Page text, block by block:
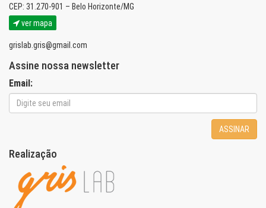
CEP: 31.270-901 – Belo Horizonte/MG
ver mapa
grislab.gris@gmail.com
Assine nossa newsletter
Email:
ASSINAR
Realização